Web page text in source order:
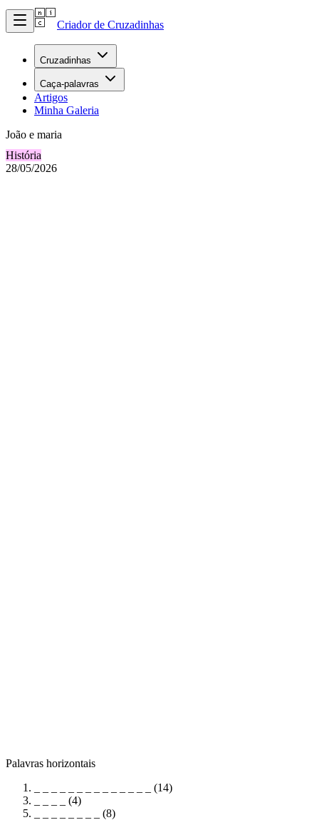
Criador de Cruzadinhas
Cruzadinhas
Caça-palavras
Artigos
Minha Galeria
João e maria
História
28/05/2026
Palavras horizontais
_ _ _ _ _ _ _ _ _ _ _ _ _ _ (14)
_ _ _ _ (4)
_ _ _ _ _ _ _ _ (8)